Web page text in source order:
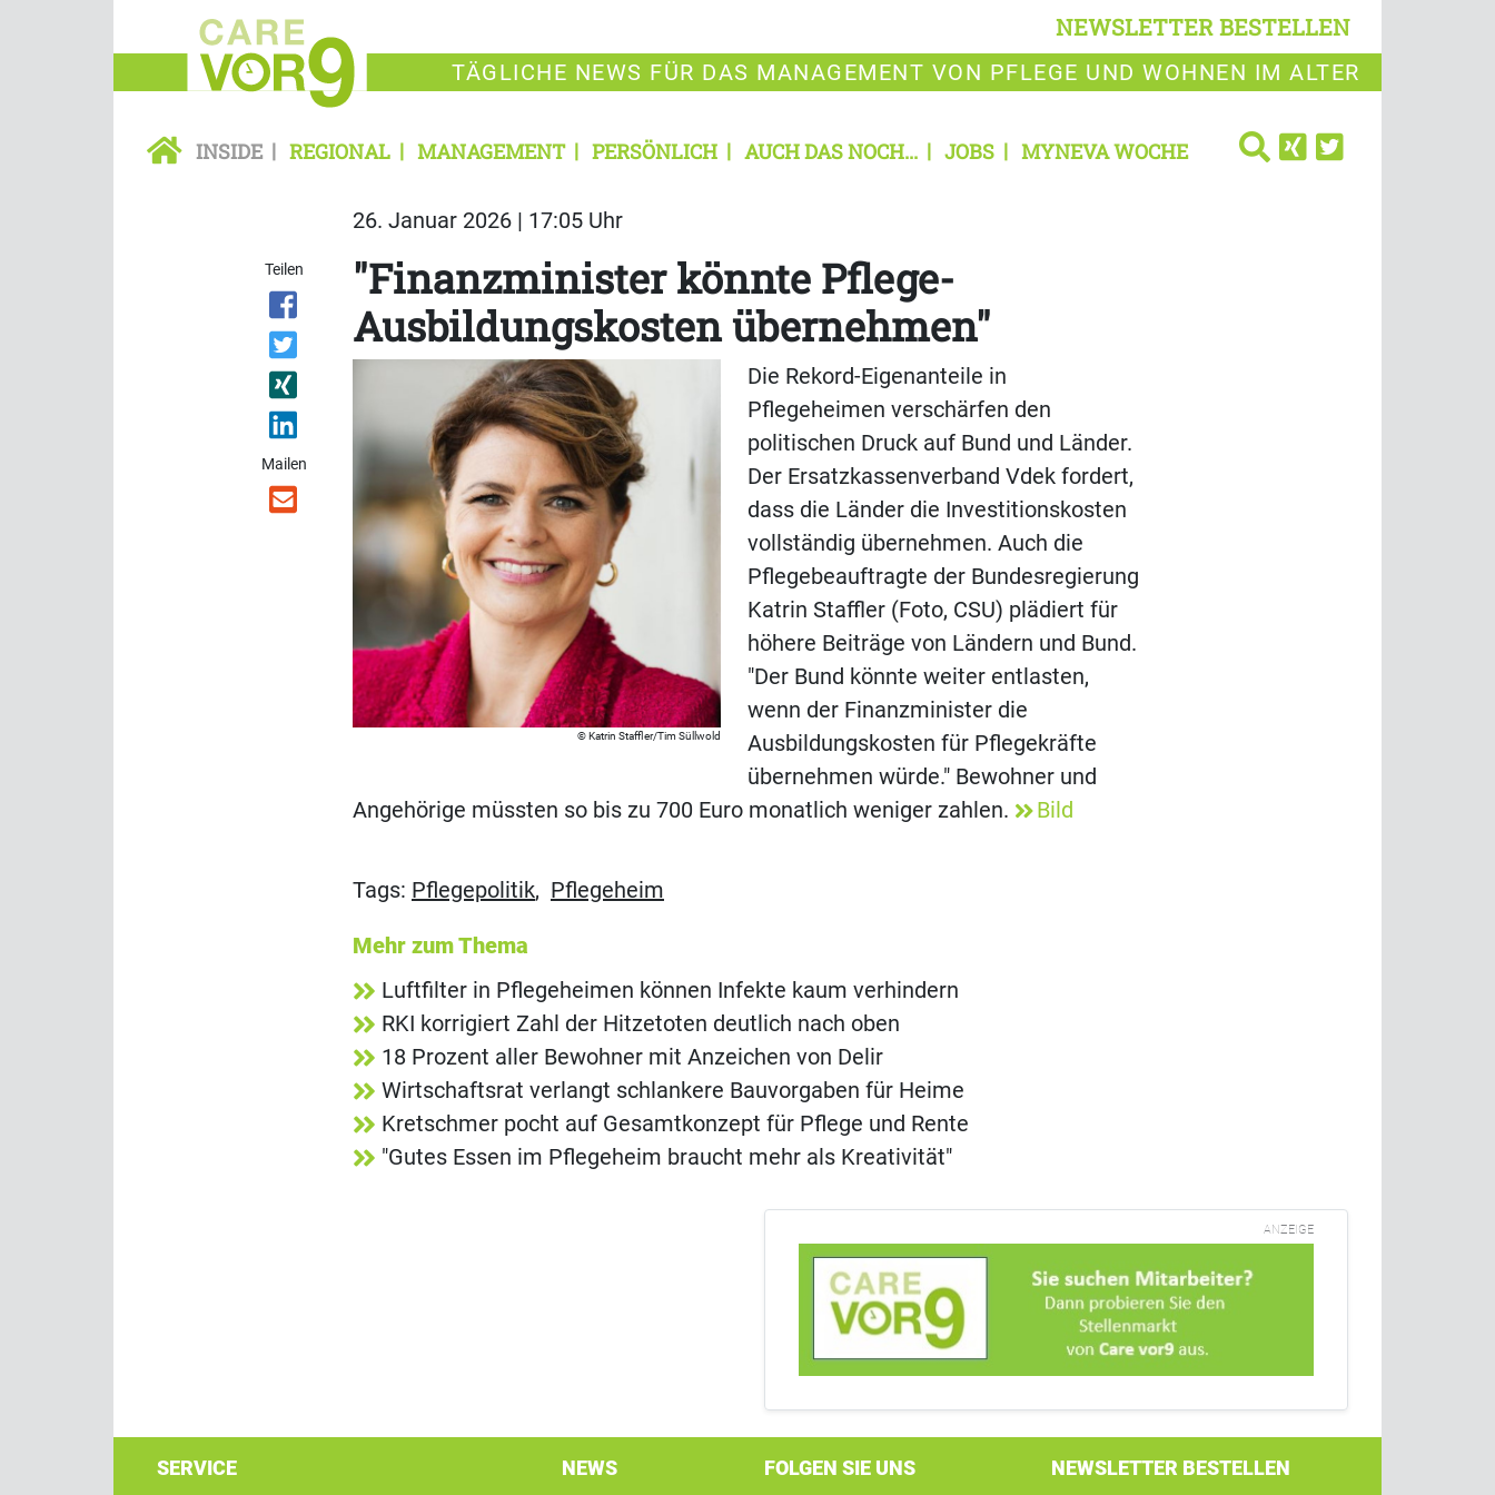
NEWSLETTER BESTELLEN
TÄGLICHE NEWS FÜR DAS MANAGEMENT VON PFLEGE UND WOHNEN IM ALTER
INSIDE REGIONAL MANAGEMENT PERSÖNLICH AUCH DAS NOCH... JOBS MYNEVA WOCHE
26. Januar 2026 | 17:05 Uhr
Teilen
Mailen
"Finanzminister könnte Pflege-
Ausbildungskosten übernehmen"
Katrin Staffler/Tim Süllwold
Die Rekord-Eigenanteile in
Pflegeheimen verschärfen den
politischen Druck auf Bund und Länder.
Der Ersatzkassenverband Vdek fordert,
dass die Länder die Investitionskosten
vollständig übernehmen. Auch die
Pflegebeauftragte der Bundesregierung
Katrin Staffler (Foto, CSU) plädiert für
höhere Beiträge von Ländern und Bund.
"Der Bund könnte weiter entlasten,
wenn der Finanzminister die
Ausbildungskosten für Pflegekräfte
übernehmen würde." Bewohner und
Angehörige müssten so bis zu 700 Euro monatlich weniger zahlen.
Bild
Tags: Pflegepolitik, Pflegeheim
Mehr zum Thema
Luftfilter in Pflegeheimen können Infekte kaum verhindern
RKI korrigiert Zahl der Hitzetoten deutlich nach oben
18 Prozent aller Bewohner mit Anzeichen von Delir
Wirtschaftsrat verlangt schlankere Bauvorgaben für Heime
Kretschmer pocht auf Gesamtkonzept für Pflege und Rente
"Gutes Essen im Pflegeheim braucht mehr als Kreativität"
ANZEIGE
SERVICE NEWS FOLGEN SIE UNS NEWSLETTER BESTELLEN